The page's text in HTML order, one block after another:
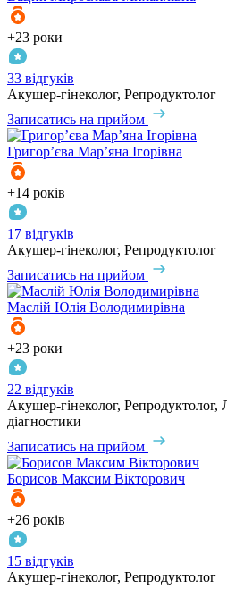
+23 роки
33 відгуків
Акушер-гінеколог, Репродуктолог
Записатись на прийом
Григор’єва Мар’яна Ігорівна
+14 років
17 відгуків
Акушер-гінеколог, Репродуктолог
Записатись на прийом
Маслій Юлія Володимирівна
+23 роки
22 відгуків
Акушер-гінеколог, Репродуктолог,
діагностики
Записатись на прийом
Борисов Максим Вікторович
+26 років
15 відгуків
Акушер-гінеколог, Репродуктолог